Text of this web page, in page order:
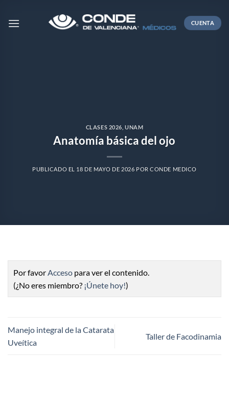
CUENTA
CLASES 2026 ,UNAM
Anatomía básica del ojo
PUBLICADO EL 18 DE MAYO DE 2026 PORCONDE MEDICO
Por favorAcceso para ver el contenido.
(¿No eres miembro? ¡Únete hoy!)
Manejo integral de la Catarata
Uveítica
Taller de Facodinamia